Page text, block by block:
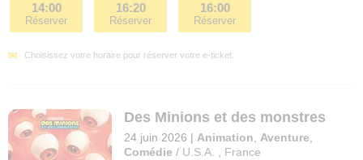
14:00
Réserver
16:20
Réserver
16:00
Réserver
Choisissez votre horaire pour réserver votre e-ticket.
Des Minions et des monstres
24 juin 2026 | Animation Aventure
Comédie / U.S.A.
France